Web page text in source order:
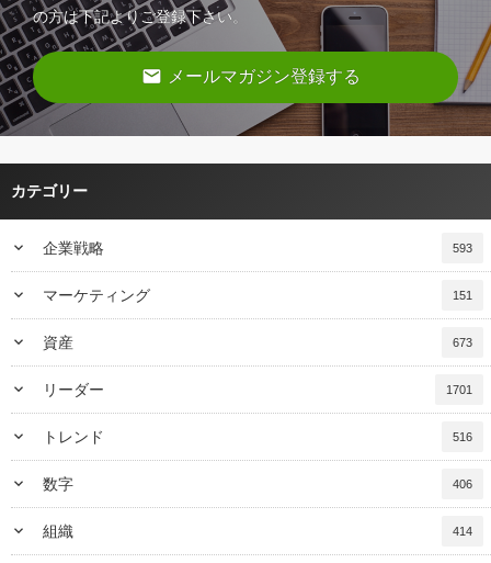
の方は下記よりご登録下さい。
email メールマガジン登録する
カテゴリー
keyboard_arrow_down 企業戦略 593
keyboard_arrow_down マーケティング 151
keyboard_arrow_down 資産 673
keyboard_arrow_down リーダー 1701
keyboard_arrow_down トレンド 516
keyboard_arrow_down 数字 406
keyboard_arrow_down 組織 414